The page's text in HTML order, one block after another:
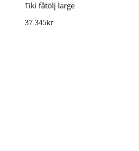
Tiki fåtölj large
37 345kr